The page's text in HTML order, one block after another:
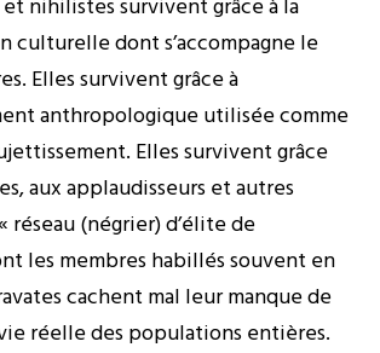
nihilistes survivent grâce à la
culturelle dont s’accompagne le
Elles survivent grâce à
anthropologique utilisée comme
Elles survivent grâce
aux applaudisseurs et autres
réseau (négrier) d’élite de
les membres habillés souvent en
cachent mal leur manque de
réelle des populations entières.